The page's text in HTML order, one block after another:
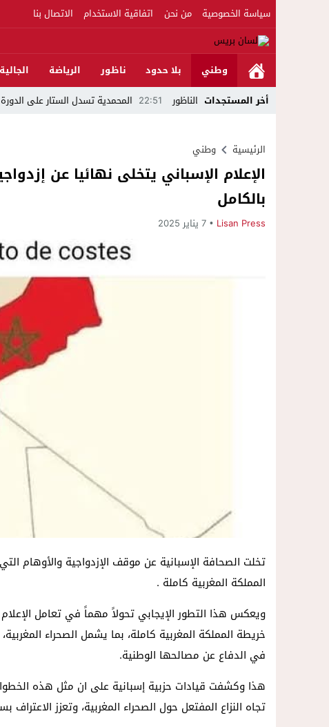
سياسة الخصوصية من نحن اتفاقية الاستخدام الاتصال بنا
وطني بلا حدود ناظور الرياضة الجالية
أخر المستجدات22:51 المحمدية تسدل الستار على الدورة الثالثة
الرئيسية وطني
الإعلام الإسباني يتخلى نهائيا عن
بالكامل
Lisan Press 7 يناير 2025
تخلت الصحافة الإسبانية عن موقف الإزدواجية والأوهام
المملكة المغربية كاملة .
ويعكس هذا التطور الإيجابي تحولاً مهماً في تعامل الإعلام
خريطة المملكة المغربية كاملة، بما يشمل الصحراء
في الدفاع عن مصالحها الوطنية.
هذا وكشفت قيادات حزبية إسبانية على ان مثل هذه
تجاه النزاع المفتعل حول الصحراء المغربية، وتعزز الاعتراف